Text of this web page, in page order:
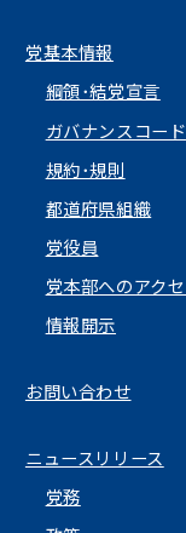
党基本情報
綱領･結党宣言
ガバナンスコード
規約･規則
都道府県組織
党役員
党本部へのアク
情報開示
お問い合わせ
ニュースリリース
党務